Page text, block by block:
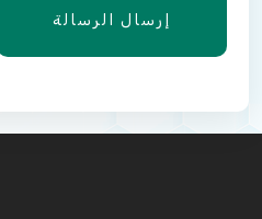
إرسال الرسالة